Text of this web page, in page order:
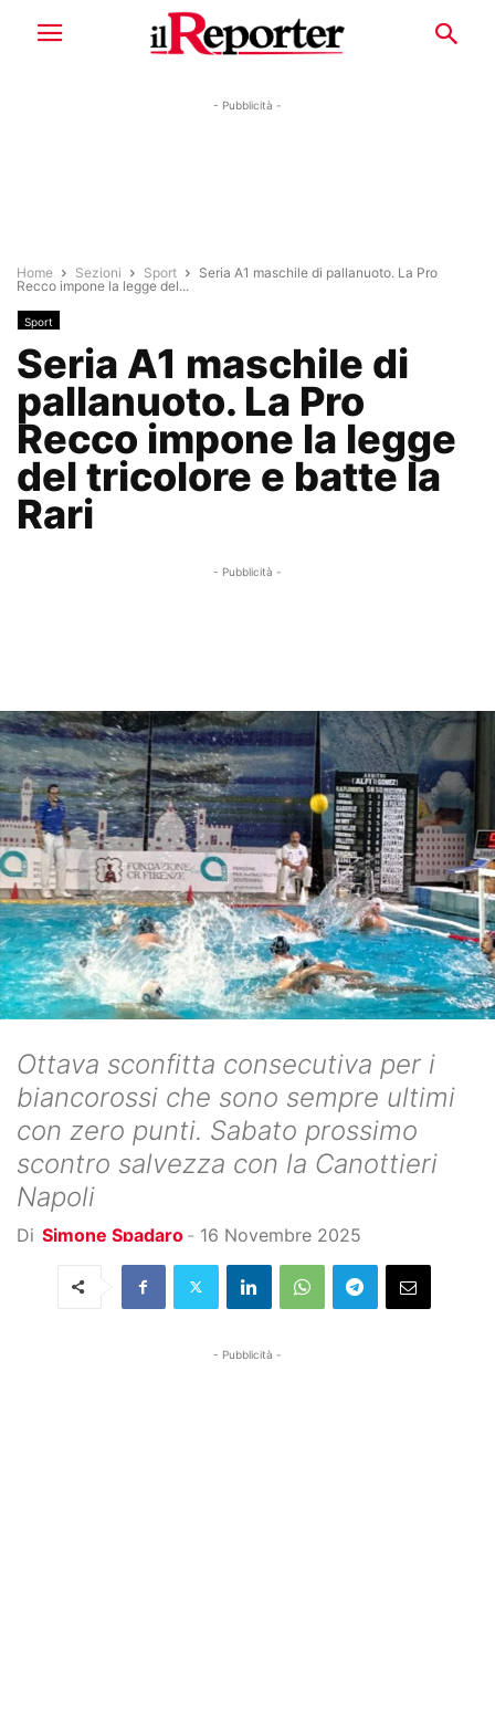
- Pubblicità -
Home Sezioni Sport
Seria A1 maschile di pallanuoto. La Pro
Recco impone la legge del...
Sport
Seria A1 maschile di
pallanuoto. La Pro
Recco impone la legge
del tricolore e batte la
Rari
- Pubblicità -
Ottava sconfitta consecutiva per i
biancorossi che sono sempre ultimi
con zero punti. Sabato prossimo
scontro salvezza con la Canottieri
Napoli
Di Simone Spadaro - 16 Novembre 2025
- Pubblicità -